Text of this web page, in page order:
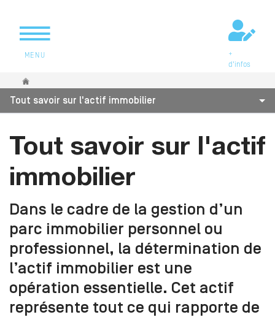
MENU
+
d'infos
Vous êtes ici
Tout savoir sur l'actif immobilier
Tout savoir sur l'actif
immobilier
Dans le cadre de la gestion d’un
parc immobilier personnel ou
professionnel, la détermination de
l’actif immobilier est une
opération essentielle. Cet actif
représente tout ce qui rapporte de